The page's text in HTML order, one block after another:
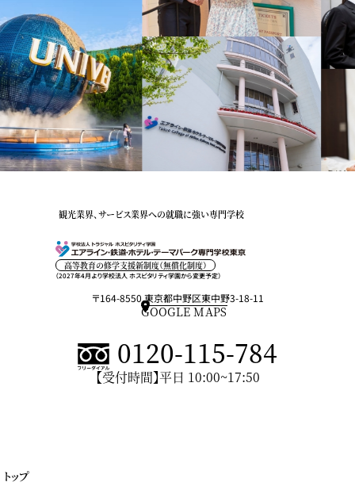
観光業界、サービス業界への就職に強い専門学校
高等教育の修学支援新制度（無償化制度）
（2027年4月より学校法人 ホスピタリティ学園から変更予定）
〒164-8550 東京都中野区東中野3-18-11
GOOGLE MAPS
0120-115-784
【受付時間】平日 10:00~17:50
トップ